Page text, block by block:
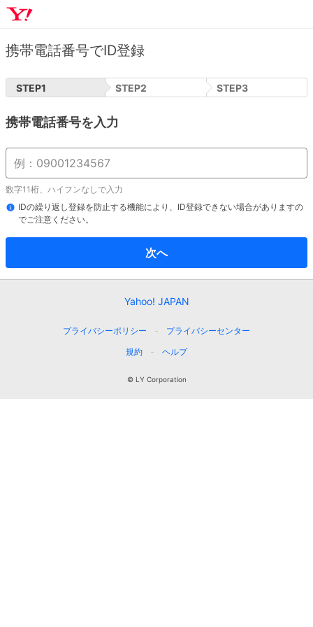
携帯電話番号でID登録
STEP1 STEP2 STEP3
携帯電話番号を入力
数字11桁、ハイフンなしで入力
IDの繰り返し登録を防止する機能により、ID登録できない場合がありますの
でご注意ください。
次へ
Yahoo! JAPAN
プライバシーポリシー
プライバシーセンター
規約
ヘルプ
© LY Corporation